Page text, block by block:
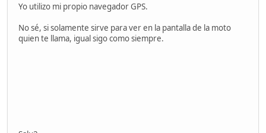
Yo utilizo mi propio navegador GPS.
No sé, si solamente sirve para ver en la pantalla de la moto
quien te llama, igual sigo como siempre.